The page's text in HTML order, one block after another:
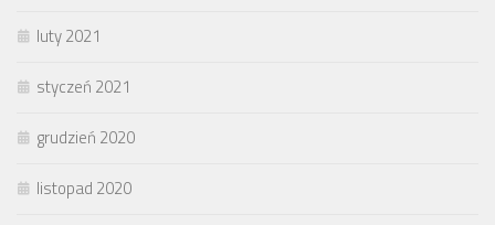
luty 2021
styczeń 2021
grudzień 2020
listopad 2020